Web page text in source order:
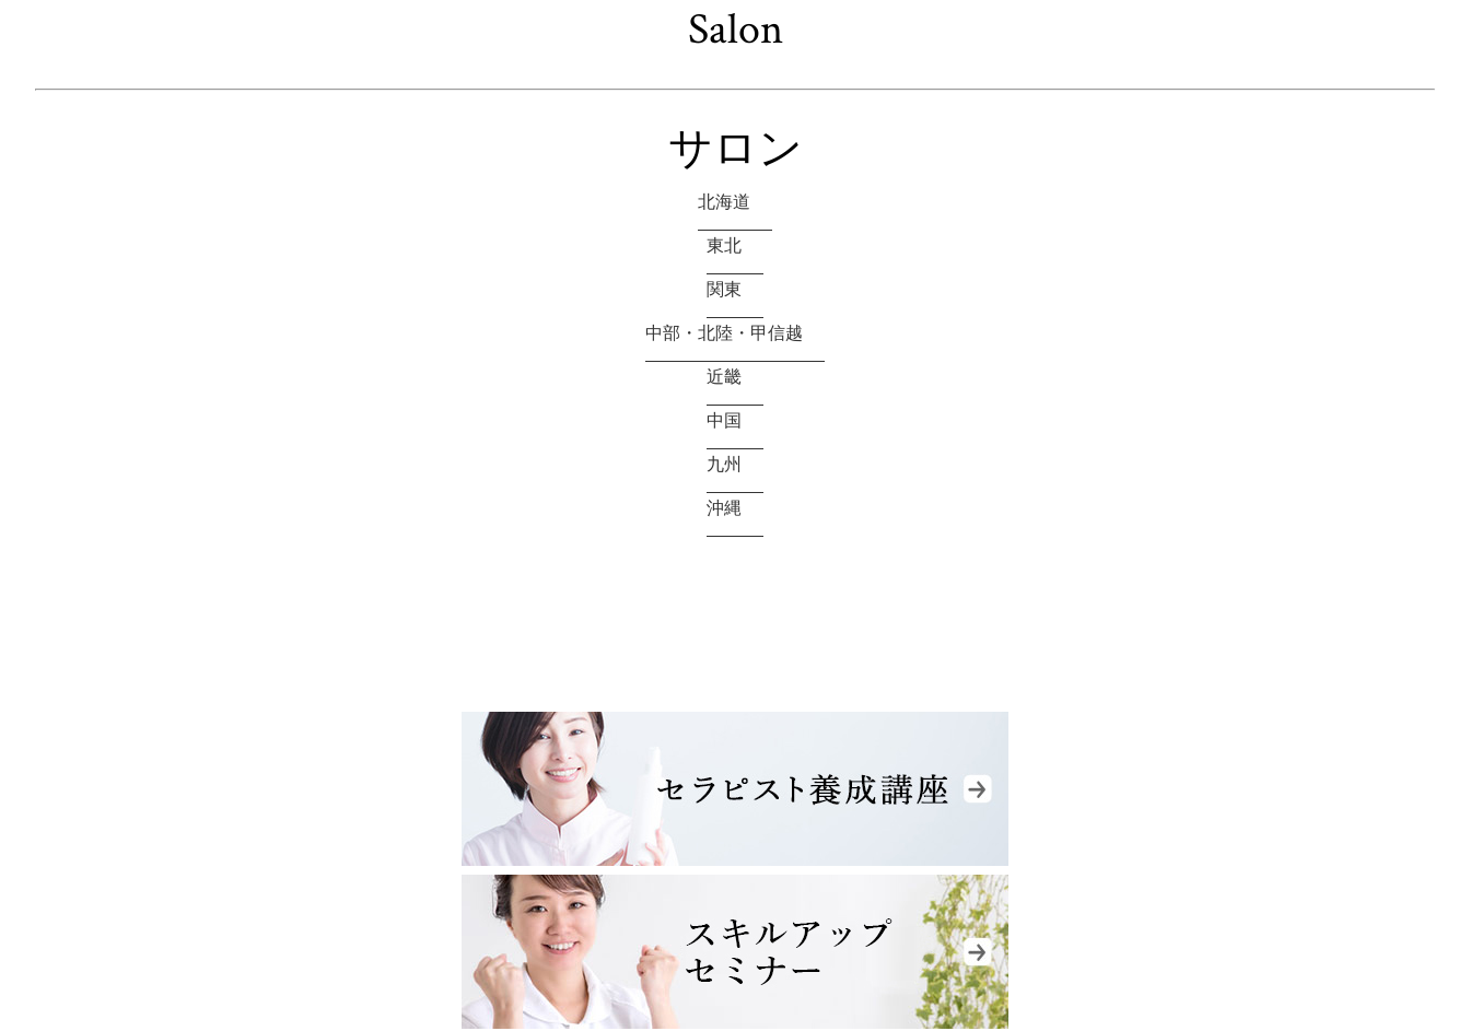
Salon
サロン
北海道
東北
関東
中部・北陸・甲信越
近畿
中国
九州
沖縄